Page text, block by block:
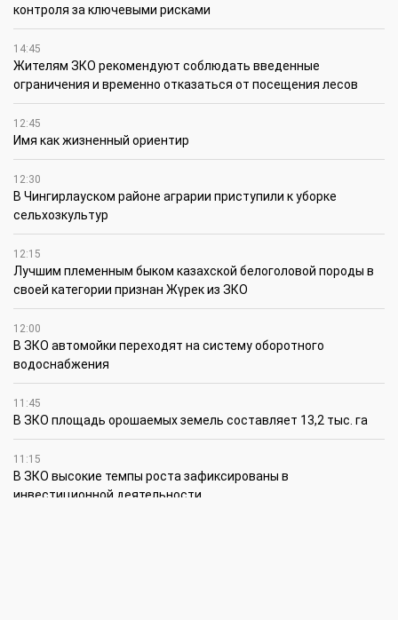
контроля за ключевыми рисками
14:45
Жителям ЗКО рекомендуют соблюдать введенные
ограничения и временно отказаться от посещения лесов
12:45
Имя как жизненный ориентир
12:30
В Чингирлауском районе аграрии приступили к уборке
сельхозкультур
12:15
Лучшим племенным быком казахской белоголовой породы в
своей категории признан Жүрек из ЗКО
12:00
В ЗКО автомойки переходят на систему оборотного
водоснабжения
11:45
В ЗКО площадь орошаемых земель составляет 13,2 тыс. га
11:15
В ЗКО высокие темпы роста зафиксированы в
инвестиционной деятельности